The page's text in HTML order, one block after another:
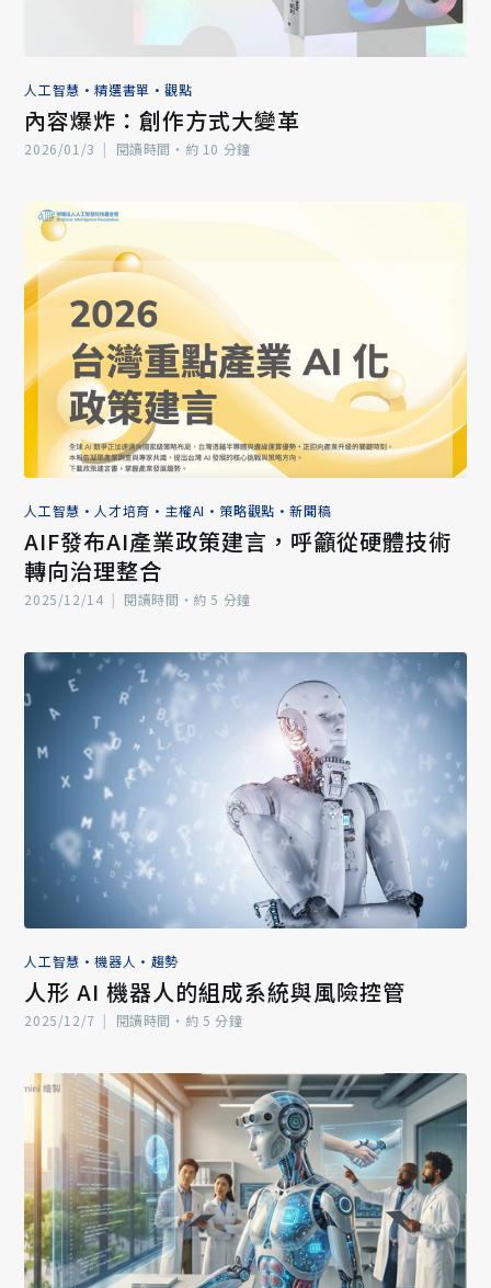
人工智慧 •精選書單 •觀點
內容爆炸：創作方式大變革
2026/01/3 | 閱讀時間‧約 10 分鐘
人工智慧 • 人才培育 • 主權AI • 策略觀點 •新聞稿
AIF發布AI產業政策建言，呼籲從硬體技術
轉向治理整合
2025/12/14 | 閱讀時間‧約 5 分鐘
人工智慧 •機器人 • 趨勢
人形 AI 機器人的組成系統與風險控管
2025/12/7 | 閱讀時間‧約 5 分鐘